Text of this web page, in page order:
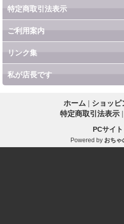
特定商取引法表示
ご利用案内
リンク集
私が店長です
ホーム | ショッピ
特定商取引法表示 |
PCサイト
Powered by おちゃ